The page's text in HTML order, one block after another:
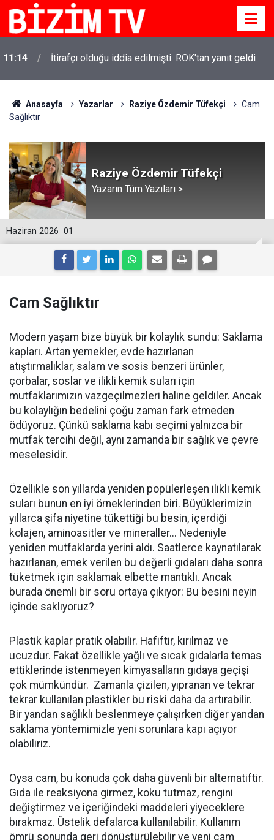
11:10 Yusuf Tekin açıkladı: YKS değişecek mi?
Anasayfa Yazarlar Raziye Özdemir Tüfekçi
Cam
Sağlıktır
Raziye Özdemir Tüfekçi
Yazarın Tüm Yazıları >
01
Haziran 2026
Cam Sağlıktır
Modern yaşam bize büyük bir kolaylık sundu: Saklama
kapları. Artan yemekler, evde hazırlanan
atıştırmalıklar, salam ve sosis benzeri ürünler,
çorbalar, soslar ve ilikli kemik suları için
mutfaklarımızın vazgeçilmezleri haline geldiler. Ancak
bu kolaylığın bedelini çoğu zaman fark etmeden
ödüyoruz. Çünkü saklama kabı seçimi yalnızca bir
mutfak tercihi değil, aynı zamanda bir sağlık ve çevre
meselesidir.
Özellikle son yıllarda yeniden popülerleşen ilikli kemik
suları bunun en iyi örneklerinden biri. Büyüklerimizin
yıllarca şifa niyetine tükettiği bu besin, içerdiği
kolajen, aminoasitler ve mineraller... Nedeniyle
yeniden mutfaklarda yerini aldı. Saatlerce kaynatılarak
hazırlanan, emek verilen bu değerli gıdaları daha sonra
tüketmek için saklamak elbette mantıklı. Ancak
burada önemli bir soru ortaya çıkıyor: Bu besini neyin
içinde saklıyoruz?
Plastik kaplar pratik olabilir. Hafiftir, kırılmaz ve
ucuzdur. Fakat özellikle yağlı ve sıcak gıdalarla temas
ettiklerinde istenmeyen kimyasalların gıdaya geçişi
çok mümkündür. Zamanla çizilen, yıpranan ve tekrar
tekrar kullanılan plastikler bu riski daha da artırabilir.
Bir yandan sağlıklı beslenmeye çalışırken diğer yandan
saklama yöntemimizle yeni sorunlara kapı açıyor
olabiliriz.
Oysa cam, bu konuda çok daha güvenli bir alternatiftir.
Gıda ile reaksiyona girmez, koku tutmaz, rengini
değiştirmez ve içeriğindeki maddeleri yiyeceklere
bırakmaz. Üstelik defalarca kullanılabilir. Kullanım
ömrü sonunda geri dönüştürülebilir ve yeni cam